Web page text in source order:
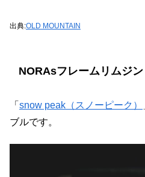
出典:OLD MOUNTAIN
NORAsフレームリムジン
「 snow peak（スノーピーク）
ブルです。